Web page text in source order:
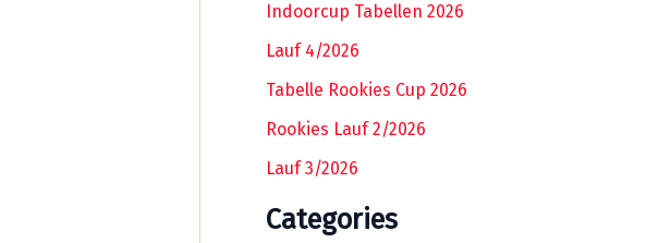
Indoorcup Tabellen 2026
Lauf 4/2026
Tabelle Rookies Cup 2026
Rookies Lauf 2/2026
Lauf 3/2026
Categories